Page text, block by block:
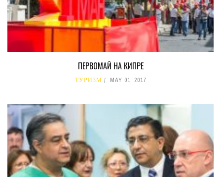
ПЕРВОМАЙ НА КИПРЕ
ТУРИЗМ MAY 01, 2017